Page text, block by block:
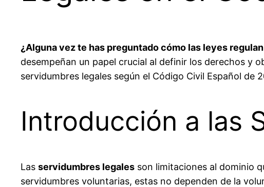
¿Alguna vez te has preguntado cómo las leyes
desempeñan un papel crucial al definir los derechos y
servidumbres legales según el Código Civil Español
Introducción a las
Las servidumbres legales son limitaciones al dominio
servidumbres voluntarias, estas no dependen de la